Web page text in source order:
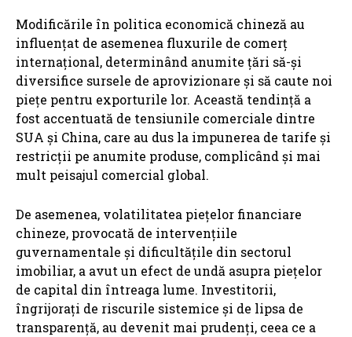
Modificările în politica economică chineză au
influențat de asemenea fluxurile de comerț
internațional, determinând anumite țări să-și
diversifice sursele de aprovizionare și să caute noi
piețe pentru exporturile lor. Această tendință a
fost accentuată de tensiunile comerciale dintre
SUA și China, care au dus la impunerea de tarife și
restricții pe anumite produse, complicând și mai
mult peisajul comercial global.
De asemenea, volatilitatea piețelor financiare
chineze, provocată de intervențiile
guvernamentale și dificultățile din sectorul
imobiliar, a avut un efect de undă asupra piețelor
de capital din întreaga lume. Investitorii,
îngrijorați de riscurile sistemice și de lipsa de
transparență, au devenit mai prudenți, ceea ce a